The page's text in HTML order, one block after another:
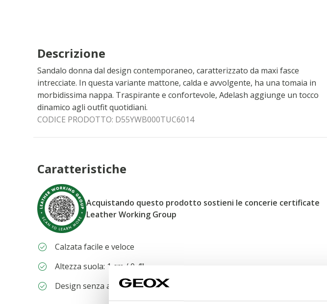
Descrizione
Sandalo donna dal design contemporaneo, caratterizzato da maxi fasce
intrecciate. In questa variante mattone, calda e avvolgente, ha una tomaia in
morbidissima nappa. Traspirante e confortevole, Adelash aggiunge un tocco
dinamico agli outfit quotidiani.
CODICE PRODOTTO: D55YWB000TUC6014
Caratteristiche
Acquistando questo prodotto sostieni le concerie certificate
Leather Working Group
Calzata facile e veloce
Altezza suola: 1 cm / 0,4"
Design senza allacciature, per una calzata più rapida